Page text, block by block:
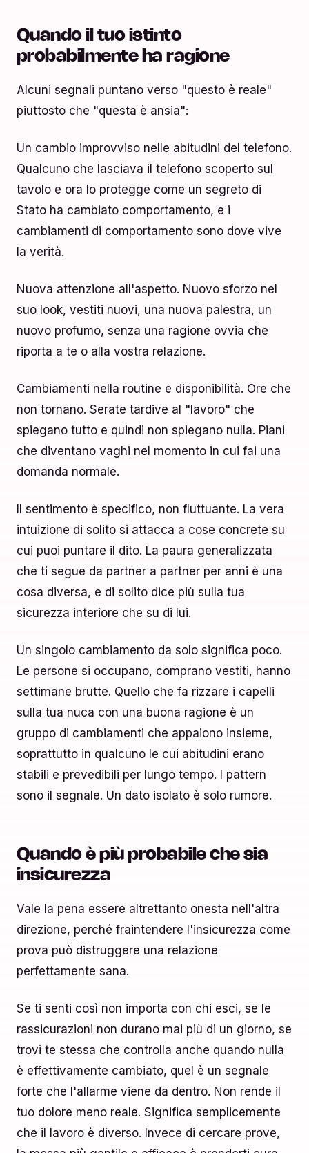
Quando il tuo istinto
probabilmente ha ragione
Alcuni segnali puntano verso "questo è reale"
piuttosto che "questa è ansia":
Un cambio improvviso nelle abitudini del telefono.
Qualcuno che lasciava il telefono scoperto sul
tavolo e ora lo protegge come un segreto di
Stato ha cambiato comportamento, e i
cambiamenti di comportamento sono dove vive
la verità.
Nuova attenzione all'aspetto. Nuovo sforzo nel
suo look, vestiti nuovi, una nuova palestra, un
nuovo profumo, senza una ragione ovvia che
riporta a te o alla vostra relazione.
Cambiamenti nella routine e disponibilità. Ore che
non tornano. Serate tardive al "lavoro" che
spiegano tutto e quindi non spiegano nulla. Piani
che diventano vaghi nel momento in cui fai una
domanda normale.
Il sentimento è specifico, non fluttuante. La vera
intuizione di solito si attacca a cose concrete su
cui puoi puntare il dito. La paura generalizzata
che ti segue da partner a partner per anni è una
cosa diversa, e di solito dice più sulla tua
sicurezza interiore che su di lui.
Un singolo cambiamento da solo significa poco.
Le persone si occupano, comprano vestiti, hanno
settimane brutte. Quello che fa rizzare i capelli
sulla tua nuca con una buona ragione è un
gruppo di cambiamenti che appaiono insieme,
soprattutto in qualcuno le cui abitudini erano
stabili e prevedibili per lungo tempo. I pattern
sono il segnale. Un dato isolato è solo rumore.
Quando è più probabile che sia
insicurezza
Vale la pena essere altrettanto onesta nell'altra
direzione, perché fraintendere l'insicurezza come
prova può distruggere una relazione
perfettamente sana.
Se ti senti così non importa con chi esci, se le
rassicurazioni non durano mai più di un giorno, se
trovi te stessa che controlla anche quando nulla
è effettivamente cambiato, quel è un segnale
forte che l'allarme viene da dentro. Non rende il
tuo dolore meno reale. Significa semplicemente
che il lavoro è diverso. Invece di cercare prove,